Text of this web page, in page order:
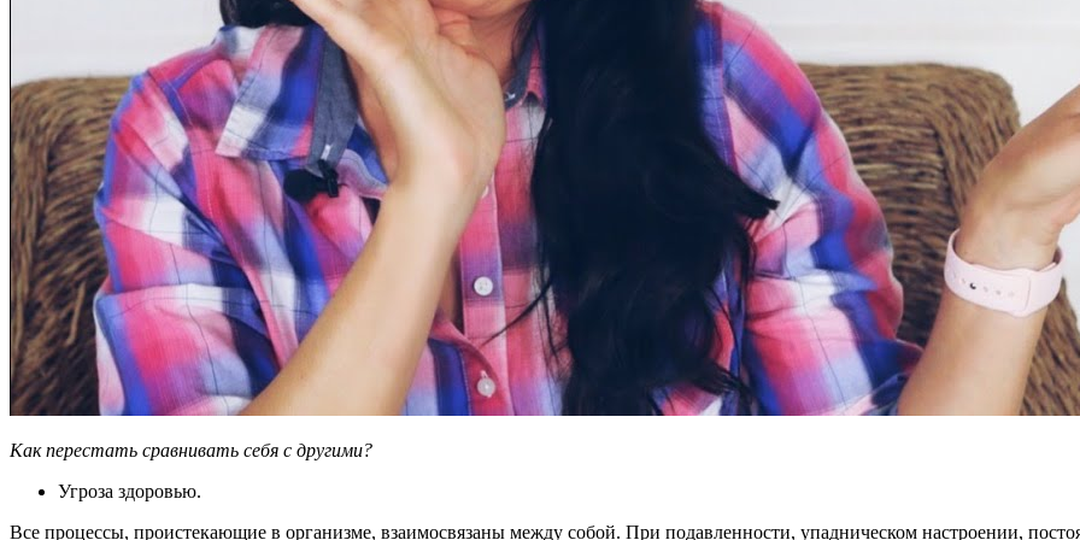
Как перестать сравнивать себя с другими?
Угроза здоровью.
Все процессы, проистекающие в организме, взаимосвязаны между собой. При подавленности, упадническом настроении,